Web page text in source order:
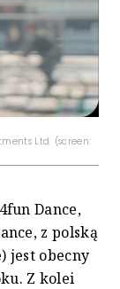
Ltd. (screen:
Dance,
z polską
jest obecny
Z kolei